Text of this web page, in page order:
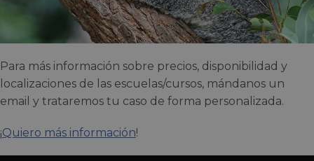
Para más información sobre precios, disponibilidad y
localizaciones de las escuelas/cursos, mándanos un
email y trataremos tu caso de forma personalizada.
¡Quiero más información!